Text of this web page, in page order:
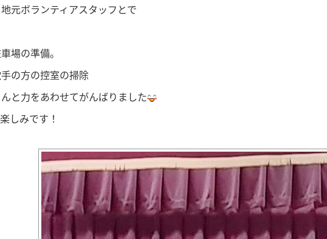
元ボランティアスタッフとで
場の準備。
の方の控室の掃除
と力をあわせてがんばりました
しみです！